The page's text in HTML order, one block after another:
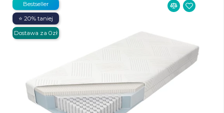
Bestseller
⭐ 20% taniej
Dostawa za 0zł